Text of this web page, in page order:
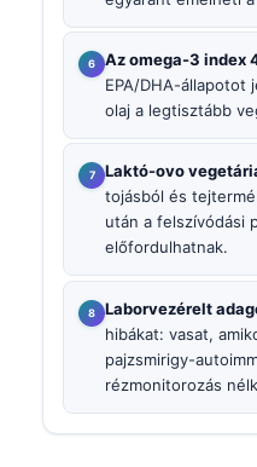
Az omega-3 index
EPA/DHA-állapotot
olaj a legtisztább
Laktó-ovo
tojásból és
után a felszívódási
előfordulhatnak.
Laborvezérelt
hibákat: vasat,
pajzsmirigy-
rézmonitorozás